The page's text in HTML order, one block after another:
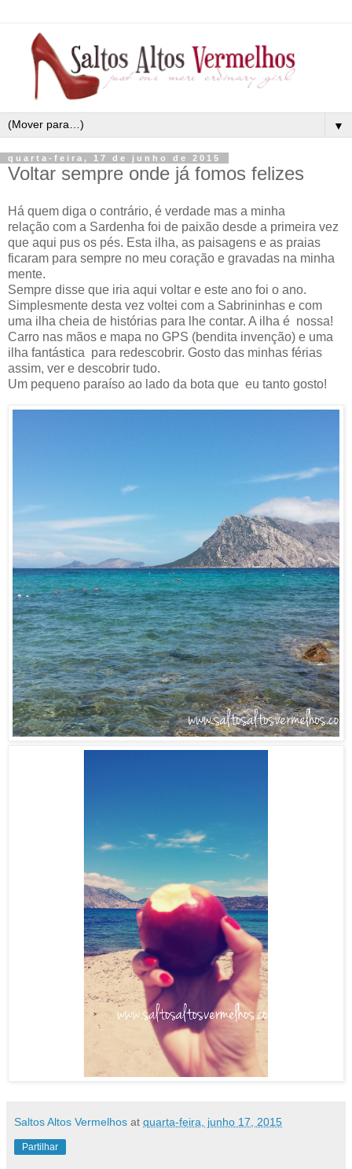
▼
quarta-feira, 17 de junho de 2015
Voltar sempre onde já fomos felizes
Há quem diga o contrário, é verdade mas a minha
relação com a Sardenha foi de paixão desde a primeira vez
que aqui pus os pés. Esta ilha, as paisagens e as praias
ficaram para sempre no meu coração e gravadas na minha
mente.
Sempre disse que iria aqui voltar e este ano foi o ano.
Simplesmente desta vez voltei com a Sabrininhas e com
uma ilha cheia de histórias para lhe contar. A ilha é nossa!
Carro nas mãos e mapa no GPS (bendita invenção) e uma
ilha fantástica para redescobrir. Gosto das minhas férias
assim, ver e descobrir tudo.
Um pequeno paraíso ao lado da bota que eu tanto gosto!
Saltos Altos Vermelhos at quarta-feira, junho 17, 2015
Partilhar